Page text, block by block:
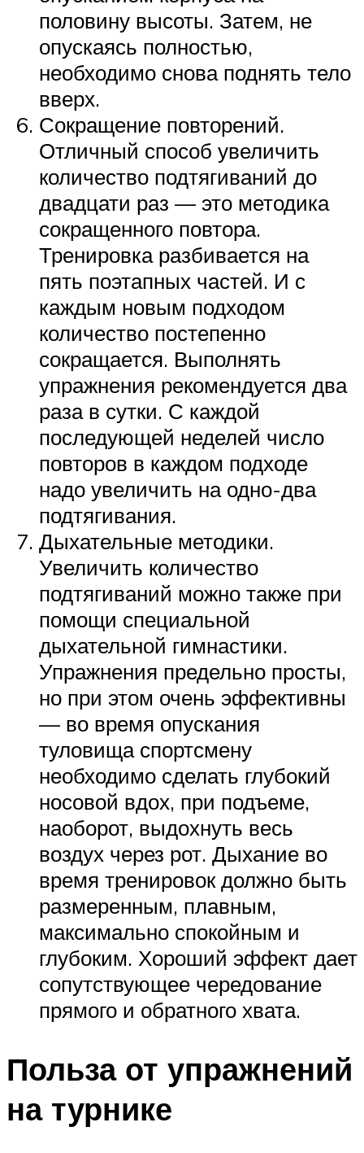
половину высоты. Затем, не
опускаясь полностью,
необходимо снова поднять тело
вверх.
Сокращение повторений.
Отличный способ увеличить
количество подтягиваний до
двадцати раз — это методика
сокращенного повтора.
Тренировка разбивается на
пять поэтапных частей. И с
каждым новым подходом
количество постепенно
сокращается. Выполнять
упражнения рекомендуется два
раза в сутки. С каждой
последующей неделей число
повторов в каждом подходе
надо увеличить на одно-два
подтягивания.
Дыхательные методики.
Увеличить количество
подтягиваний можно также при
помощи специальной
дыхательной гимнастики.
Упражнения предельно просты,
но при этом очень эффективны
— во время опускания
туловища спортсмену
необходимо сделать глубокий
носовой вдох, при подъеме,
наоборот, выдохнуть весь
воздух через рот. Дыхание во
время тренировок должно быть
размеренным, плавным,
максимально спокойным и
глубоким. Хороший эффект дает
сопутствующее чередование
прямого и обратного хвата.
Польза от упражнений
на турнике